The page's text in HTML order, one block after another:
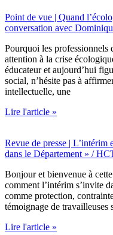
Point de vue | Quand
conversation avec
Pourquoi les professionnels
attention à la crise
éducateur et aujourd’hui
social, n’hésite pas à
intellectuelle, une
Lire l'article »
Revue de presse | L’intérim
dans le Département » /
Bonjour et bienvenue à
comment l’intérim s’invite
comme protection,
témoignage de travailleuses
Lire l'article »